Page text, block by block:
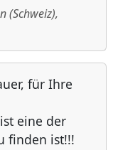
(Schweiz),
für Ihre
eine der
finden ist!!!